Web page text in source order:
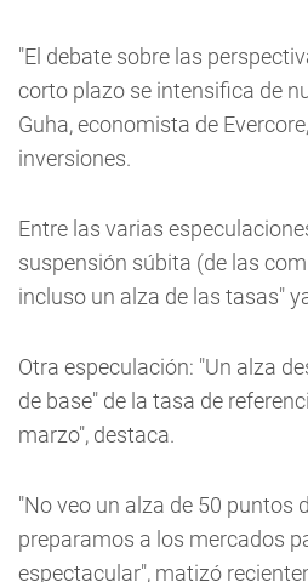
"El debate sobre las
corto plazo se intensifica de
Guha, economista de
inversiones.
Entre las varias
suspensión súbita (de las
incluso un alza de las tasas"
Otra especulación: "Un alza
de base" de la tasa de
marzo", destaca.
"No veo un alza de 50 puntos
preparamos a los mercados
espectacular", matizó